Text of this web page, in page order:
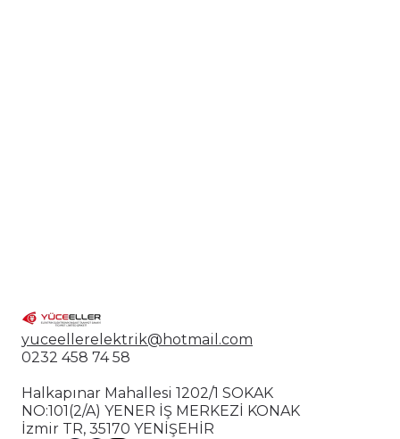
yuceellerelektrik@hotmail.com
0232 458 74 58
Halkapınar Mahallesi 1202/1 SOKAK
NO:101(2/A) YENER İŞ MERKEZİ KONAK
İzmir TR, 35170 YENİŞEHİR